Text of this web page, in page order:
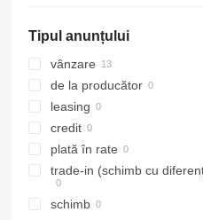
Tipul anunțului
vânzare
de la producător
leasing
credit
plată în rate
trade-in (schimb cu
schimb